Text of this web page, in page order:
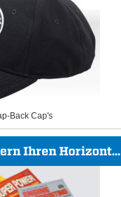
Back Cap's
Ihren Horizont...